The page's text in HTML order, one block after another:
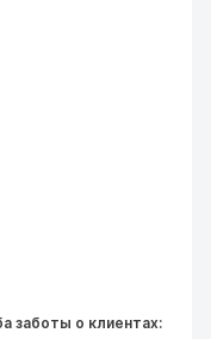
заботы о клиентах: